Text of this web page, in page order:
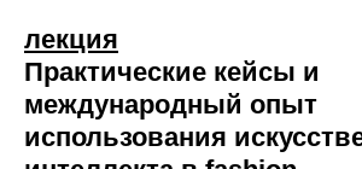
лекция
Практические кейсы и
международный опыт
использования